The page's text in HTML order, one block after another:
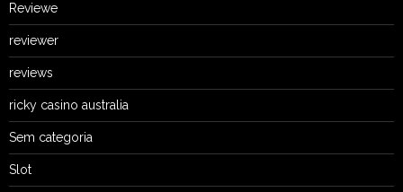
Reviewe
reviewer
reviews
ricky casino australia
Sem categoria
Slot